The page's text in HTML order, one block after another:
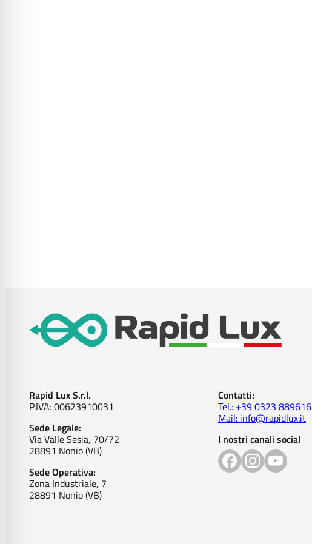
Rapid Lux S.r.l.
P.IVA: 00623910031
Sede Legale:
Via Valle Sesia, 70/72
28891 Nonio (VB)
Sede Operativa:
Zona Industriale, 7
28891 Nonio (VB)
Contatti:
Tel.: +39 0323 889616
Mail: info@rapidlux.it
I nostri canali social